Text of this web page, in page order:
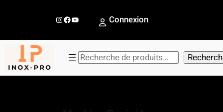
InstagramFacebook YouTube Connexion
R